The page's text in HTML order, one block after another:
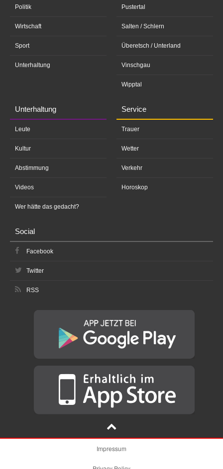
Politik
Wirtschaft
Sport
Unterhaltung
Pustertal
Salten / Schlern
Überetsch / Unterland
Vinschgau
Wipptal
Unterhaltung
Leute
Kultur
Abstimmung
Videos
Wer hätte das gedacht?
Service
Trauer
Wetter
Verkehr
Horoskop
Social
Facebook
Twitter
RSS
Impressum